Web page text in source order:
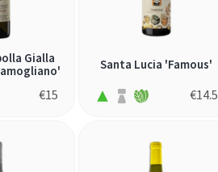
Gialla
€15
Santa Lucia 'Famous'
€14.5